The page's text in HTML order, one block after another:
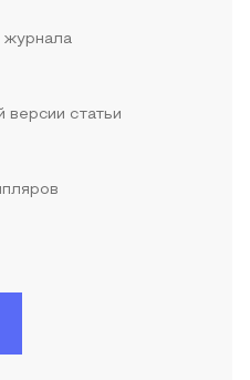
журнала
статьи